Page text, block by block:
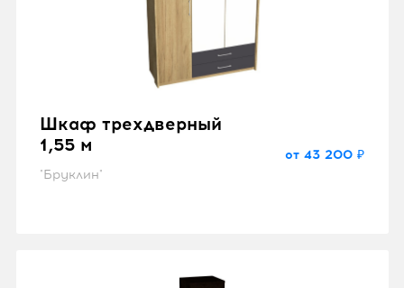
Шкаф трехдверный
1,55 м
"Бруклин"
от 43 200 ₽